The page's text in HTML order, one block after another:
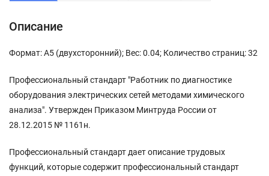
Описание
Формат: А5 (двухсторонний); Вес: 0.04; Количество страниц: 32
Профессиональный стандарт "Работник по диагностике
оборудования электрических сетей методами химического
анализа". Утвержден Приказом Минтруда России от
28.12.2015 № 1161н.
Профессиональный стандарт дает описание трудовых
функций, которые содержит профессиональный стандарт